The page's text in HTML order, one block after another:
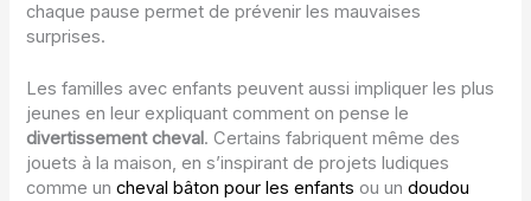
chaque pause permet de prévenir les mauvaises
surprises.
Les familles avec enfants peuvent aussi impliquer les plus
jeunes en leur expliquant comment on pense le
divertissement cheval . Certains fabriquent même des
jouets à la maison, en s’inspirant de projets ludiques
comme uncheval bâton pour les enfants ou undoudou